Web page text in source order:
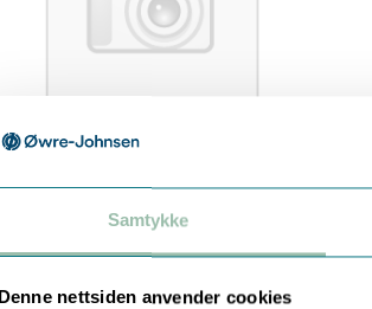
Samtykke
Denne nettsiden anvender cookies